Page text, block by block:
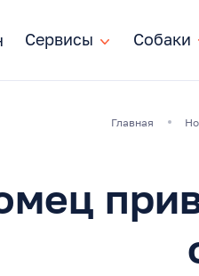
Сервисы
Сервисы Собаки
Собаки
Главная